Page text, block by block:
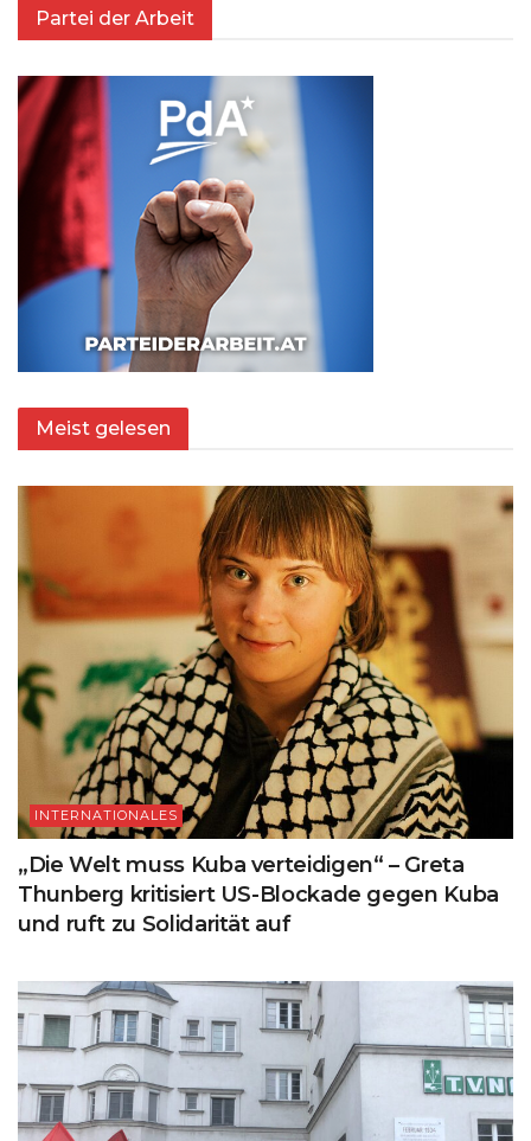
Partei der Arbeit
Meist gelesen
INTERNATIONALES
„Die Welt muss Kuba verteidigen“ – Greta
Thunberg kritisiert US-Blockade gegen Kuba
und ruft zu Solidarität auf